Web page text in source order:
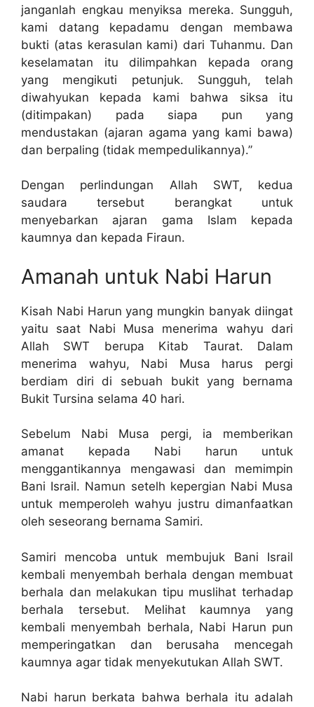
janganlah engkau menyiksa mereka. Sungguh,
kami datang kepadamu dengan membawa
bukti (atas kerasulan kami) dari Tuhanmu. Dan
keselamatan itu dilimpahkan kepada orang
yang mengikuti petunjuk. Sungguh, telah
diwahyukan kepada kami bahwa siksa itu
(ditimpakan) pada siapa pun yang
mendustakan (ajaran agama yang kami bawa)
dan berpaling (tidak mempedulikannya).”
Dengan perlindungan Allah SWT, kedua
saudara tersebut berangkat untuk
menyebarkan ajaran gama Islam kepada
kaumnya dan kepada Firaun.
Amanah untuk Nabi Harun
Kisah Nabi Harun yang mungkin banyak diingat
yaitu saat Nabi Musa menerima wahyu dari
Allah SWT berupa Kitab Taurat. Dalam
menerima wahyu, Nabi Musa harus pergi
berdiam diri di sebuah bukit yang bernama
Bukit Tursina selama 40 hari.
Sebelum Nabi Musa pergi, ia memberikan
amanat kepada Nabi harun untuk
menggantikannya mengawasi dan memimpin
Bani Israil. Namun setelh kepergian Nabi Musa
untuk memperoleh wahyu justru dimanfaatkan
oleh seseorang bernama Samiri.
Samiri mencoba untuk membujuk Bani Israil
kembali menyembah berhala dengan membuat
berhala dan melakukan tipu muslihat terhadap
berhala tersebut. Melihat kaumnya yang
kembali menyembah berhala, Nabi Harun pun
memperingatkan dan berusaha mencegah
kaumnya agar tidak menyekutukan Allah SWT.
Nabi harun berkata bahwa berhala itu adalah